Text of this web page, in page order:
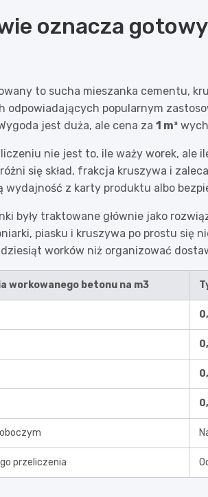
oznacza
to sucha mieszanka cementu,
odpowiadających popularnym
jest duża, ale cena za 1 m³
nie jest to, ile waży worek, ale
się skład, frakcja kruszywa i
wydajność z karty produktu albo
były traktowane głównie jako
piasku i kruszywa po prostu się
worków niż organizować
workowanego betonu na m3
przeliczenia